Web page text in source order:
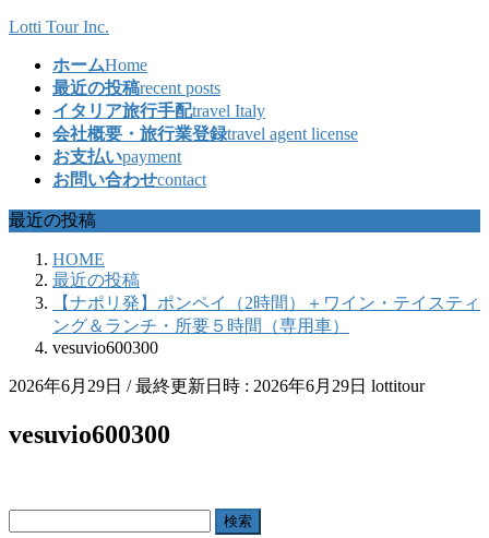
コ
ッ
プ
ナ
移
動
Lotti Tour Inc.
ホームHome
最近の投稿recent posts
イタリア旅行手配travel Italy
会社概要・旅行業登録travel agent license
お支払いpayment
お問い合わせcontact
最近の投稿
HOME
最近の投稿
【ナポリ発】ポンペイ（2時間）＋ワイン・テイスティ
ング＆ランチ・所要５時間（専用車）
vesuvio600300
2026年6月29日 / 最終更新日時 : 2026年6月29日 lottitour
vesuvio600300